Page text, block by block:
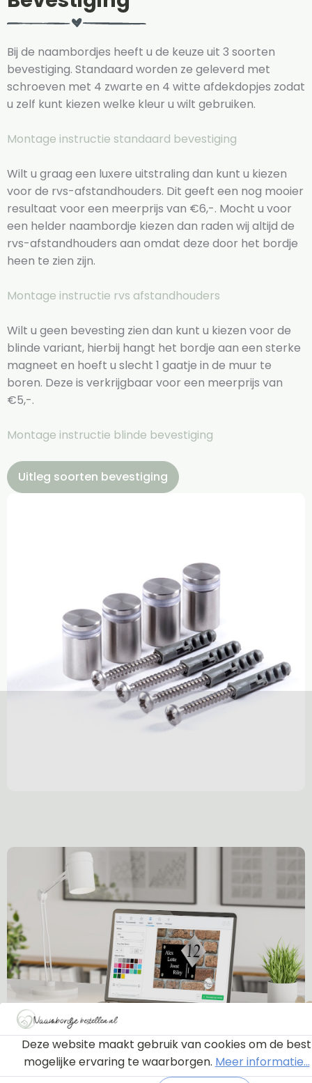
Bij de naambordjes heeft u de keuze uit 3 soorten
bevestiging. Standaard worden ze geleverd met
schroeven met 4 zwarte en 4 witte afdekdopjes zodat
u zelf kunt kiezen welke kleur u wilt gebruiken.
Montage instructie standaard bevestiging
Wilt u graag een luxere uitstraling dan kunt u kiezen
voor de rvs-afstandhouders. Dit geeft een nog mooier
resultaat voor een meerprijs van €6,-. Mocht u voor
een helder naambordje kiezen dan raden wij altijd de
rvs-afstandhouders aan omdat deze door het bordje
heen te zien zijn.
Montage instructie rvs afstandhouders
Wilt u geen bevesting zien dan kunt u kiezen voor de
blinde variant, hierbij hangt het bordje aan een sterke
magneet en hoeft u slecht 1 gaatje in de muur te
boren. Deze is verkrijgbaar voor een meerprijs van
€5,-.
Montage instructie blinde bevestiging
Uitleg soorten bevestiging
Ontwerptool
Deze website maakt gebruik van cookies om de best
mogelijke ervaring te waarborgen. Meer informatie...